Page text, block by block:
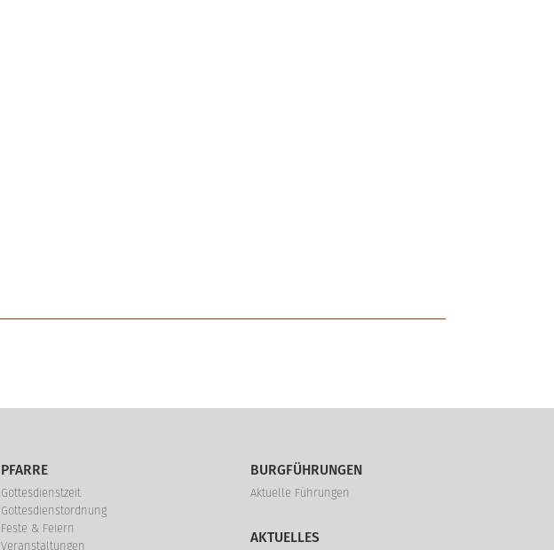
PFARRE
Gottesdienstzeit
Gottesdienstordnung
Feste & Feiern
Veranstaltungen
BURGFÜHRUNGEN
Aktuelle Führungen
AKTUELLES